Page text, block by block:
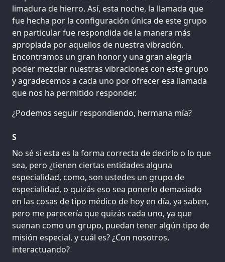
limadura de hierro. Así, esta noche, la llamada que
fue hecha por la configuración única de este grupo
en particular fue respondida de la manera más
apropiada por aquellos de nuestra vibración.
Encontramos un gran honor y una gran alegría
poder mezclar nuestras vibraciones con este grupo
y agradecemos a cada uno por ofrecer esa llamada
que nos ha permitido responder.
¿Podemos seguir respondiendo, hermana mía?
S
No sé si esta es la forma correcta de decirlo o lo que
sea, pero ¿tienen ciertas entidades alguna
especialidad, como, son ustedes un grupo de
especialidad, o quizás eso sea ponerlo demasiado
en las cosas de tipo médico de hoy en día, ya saben,
pero me parecería que quizás cada uno, ya que
suenan como un grupo, puedan tener algún tipo de
misión especial, y cuál es? ¿Con nosotros,
interactuando?